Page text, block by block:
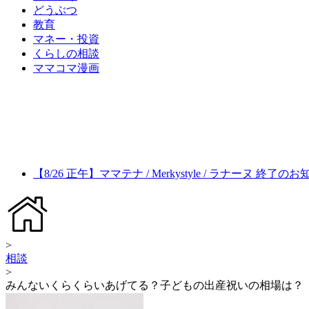
どうぶつ
教育
マネー・投資
くらしの相談
ママコマ漫画
【8/26 正午】ママテナ / Merkystyle / ラナーヌ 終了のお
>
相談
>
みんないくらくらいあげてる？子どもの出産祝いの相場は？